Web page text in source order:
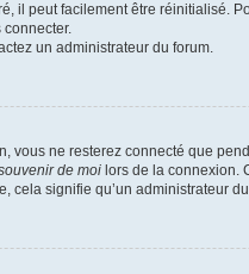
il peut facilement être réinitialisé.
un administrateur du forum.
vous ne resterez connecté que
de moi lors de la connexion.
cela signifie qu’un administrateur